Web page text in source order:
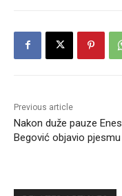
Previous article
Nakon duže pauze Enes
Begović objavio pjesmu